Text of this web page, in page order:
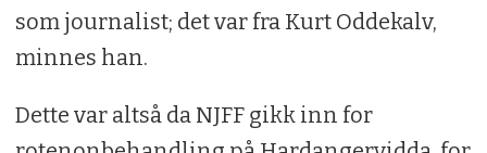
som journalist; det var fra Kurt Oddekalv,
minnes han.
Dette var altså da NJFF gikk inn for